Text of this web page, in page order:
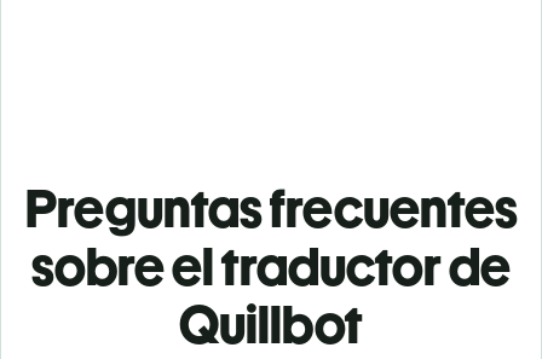
Preguntas frecuentes
sobre el traductor de
Quillbot